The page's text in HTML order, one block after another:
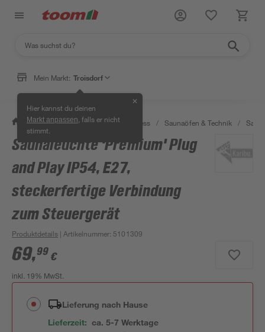
Mein Markt: Troisdorf
Hier kannst du deinen
Markt anpassen , falls er nicht
stimmt.
✕
/ Bad & Sanitär / Sauna & Wellness / Saunaöfen & Technik /
Saunaleuchte 'Premium' Plug
and Play IP54, E27,
steckerfertige Verbindung
zum Steuergerät
Produktdetails | Artikelnummer: 5101309
69,99 €
inkl. 19% MwSt.
Lieferung nach Hause
Lieferzeit: ca. 5-7 Werktage